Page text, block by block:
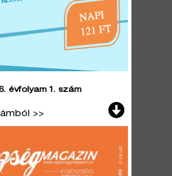
évfolyam 1. szám
>>